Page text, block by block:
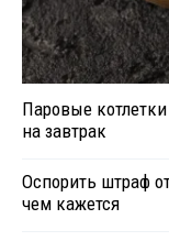
Паровые
на завтрак
Оспорить штраф
чем кажется